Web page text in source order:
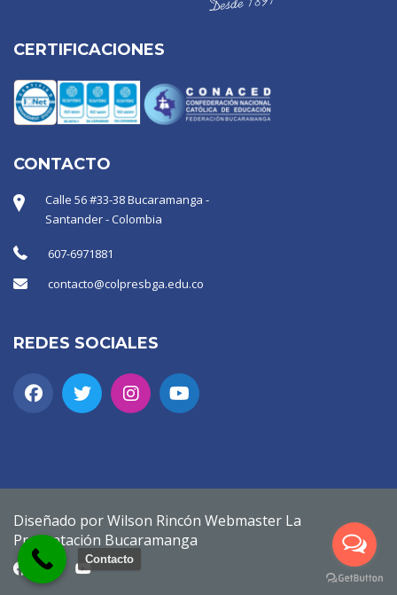
CERTIFICACIONES
CONTACTO
Calle 56 #33-38 Bucaramanga -
Santander - Colombia
607-6971881
contacto@colpresbga.edu.co
REDES SOCIALES
Diseñado por Wilson Rincón Webmaster La
Presentación Bucaramanga
Contacto